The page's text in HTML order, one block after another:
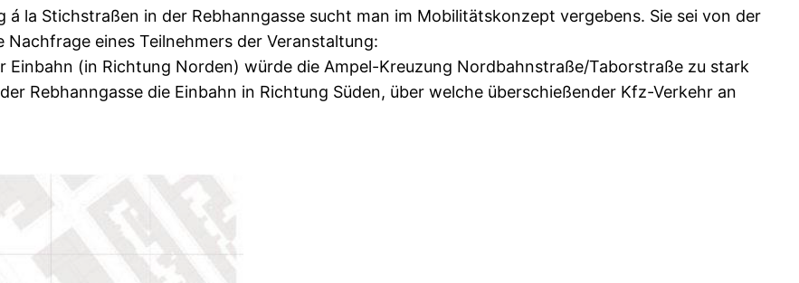
la Stichstraßen in der Rebhanngasse sucht man im Mobilitätskonzept vergebens. Sie sei von der
eines Teilnehmers der Veranstaltung:
Einbahn (in Richtung Norden) würde die Ampel-Kreuzung Nordbahnstraße/Taborstraße zu stark
Rebhanngasse die Einbahn in Richtung Süden, über welche überschießender Kfz-Verkehr an